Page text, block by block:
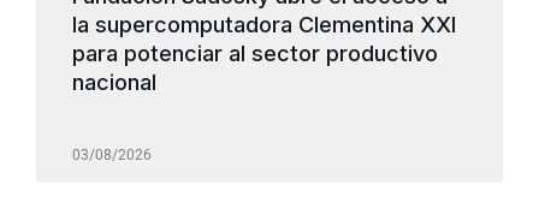
la supercomputadora Clementina XXI
para potenciar al sector productivo
nacional
03/08/2026